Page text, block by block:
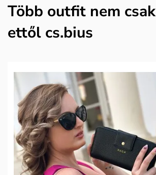
Több outfit nem csak
ettől cs.bius